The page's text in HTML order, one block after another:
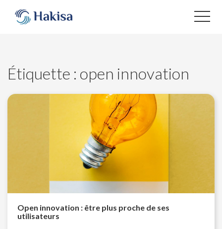
contenu
Étiquette : open innovation
Open innovation : être plus proche de ses
utilisateurs